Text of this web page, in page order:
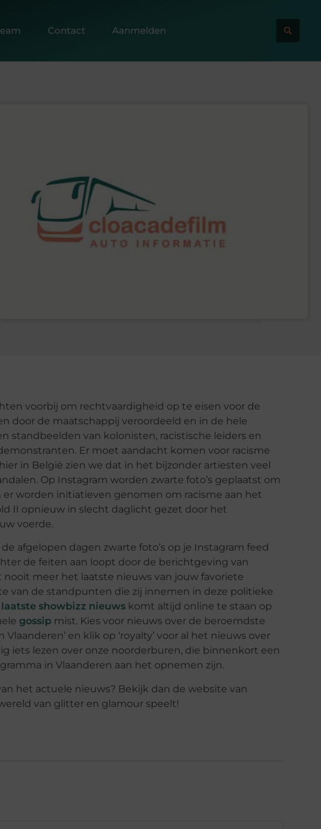
Contact Aanmelden
voorbij om rechtvaardigheid op te eisen voor de
door de maatschappij veroordeeld en in de hele
standbeelden van kolonisten, racistische leiders en
Er moet aandacht komen voor racisme
in België zien we dat in het bijzonder artiesten veel
Op Instagram worden zwarte foto’s geplaatst om
er worden initiatieven genomen om racisme aan het
II opnieuw in slecht daglicht gezet door het
voerde.
afgelopen dagen zwarte foto’s op je Instagram feed
de feiten aan loopt door de berichtgeving van
meer het laatste nieuws van jouw favoriete
van de standpunten die zij innemen in deze politieke
laatste showbizz nieuws komt altijd online te staan op
gossip mist. Kies voor nieuws over de beroemdste
en klik op ‘royalty’ voor al het nieuws over
iets lezen over onze noorderburen, die binnenkort een
in Vlaanderen aan het opnemen zijn.
het actuele nieuws? Bekijk dan de website van
van glitter en glamour speelt!